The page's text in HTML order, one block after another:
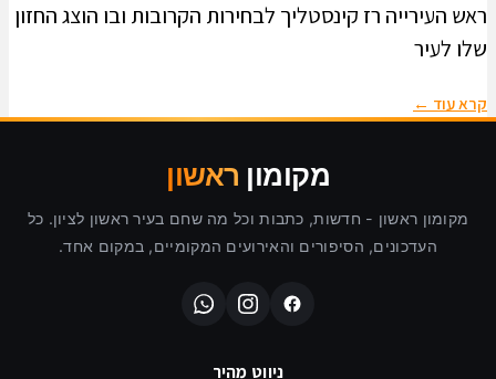
ראש העירייה רז קינסטליך לבחירות הקרובות ובו הוצג החזון
שלו לעיר
קרא עוד ←
מקומון ראשון
מקומון ראשון - חדשות, כתבות וכל מה שחם בעיר ראשון לציון. כל
העדכונים, הסיפורים והאירועים המקומיים, במקום אחד.
ניווט מהיר